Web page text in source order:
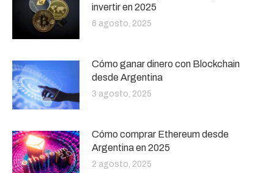
invertir en 2025
6 agosto, 2025
Cómo ganar dinero con Blockchain
desde Argentina
3 agosto, 2025
Cómo comprar Ethereum desde
Argentina en 2025
2 agosto, 2025